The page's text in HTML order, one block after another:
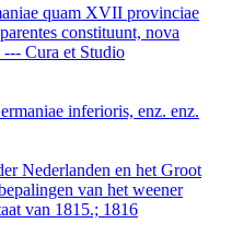
quam XVII provinciae
constituunt, nova
Cura et Studio
inferioris, enz. enz.
Nederlanden en het Groot
van het weener
van 1815.; 1816